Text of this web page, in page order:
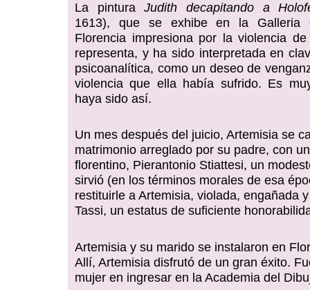
La pinturaJudith decapitando a
1613), que se exhibe en la Galleria
Florencia impresiona por la violencia
representa, y ha sido interpretada en
psicoanalítica, como un deseo de
violencia que ella había sufrido. Es
haya sido así.
Un mes después del juicio, Artemisia se
matrimonio arreglado por su padre, con
florentino, Pierantonio Stiattesi, un
sirvió (en los términos morales de esa
restituirle a Artemisia, violada, engañada
Tassi, un estatus de suficiente
Artemisia y su marido se instalaron en
Allí, Artemisia disfrutó de un gran éxito.
mujer en ingresar en la Academia del